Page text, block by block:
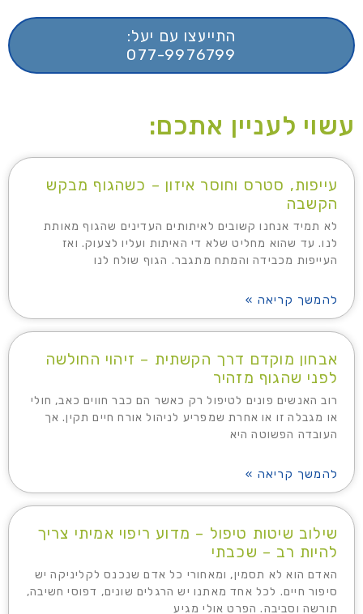
התייעצו עם יעל:
077-9976799
עשוי לעניין אתכם:
עייפות, סטרס וחוסר איזון – כשהגוף מבקש
הקשבה
לא תמיד אנחנו קשובים לאיתותים העדינים שהגוף מאותת
לנו. עד שהוא מחליט שלא די האיתות ועליו לצעוק. ואז
העייפות מכבידה והמתח מתגבר. הגוף שולח לנו
להמשך קריאה »
אבחון מוקדם דרך הקשתית – זיהוי החולשה
לפני שהגוף מזהיר
רוב האנשים פונים לטיפול רק כאשר הם כבר חווים כאב, חולי
או מגבלה זו או אחרת שמפריע לניהול אורח חיים תקין. אך
העובדה הפשוטה היא
להמשך קריאה »
שילוב שיטות טיפול – מדוע ריפוי אמיתי צריך
להיות רב – שכבתי
האדם הוא לא תסמין, ומאחורי כל אדם שנכנס לקליניקה יש
סיפור חיים. לכל אחד מאתנו יש הרגלים שונים, דפוסי חשיבה,
תורשה וסביבה. הפרט אולי מגיע